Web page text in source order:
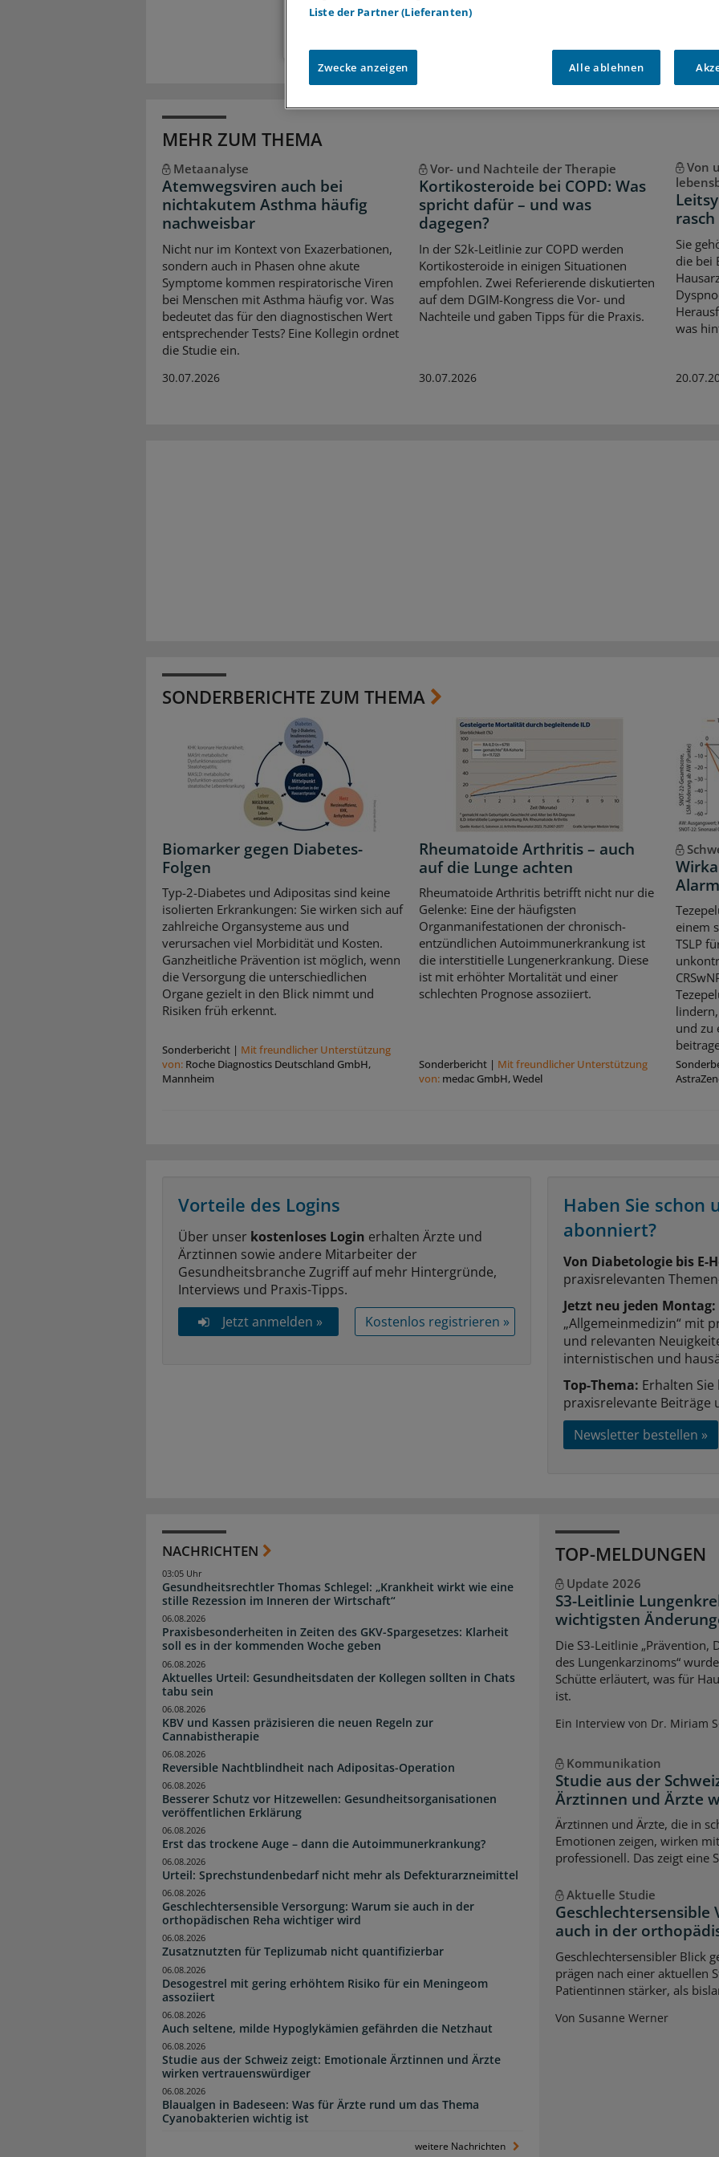
MEHR ZUM THEMA
Metaanalyse
Atemwegsviren auch bei
nichtakutem Asthma häufig
nachweisbar
Nicht nur im Kontext von Exazerbationen,
sondern auch in Phasen ohne akute
Symptome kommen respiratorische Viren
bei Menschen mit Asthma häufig vor. Was
bedeutet das für den diagnostischen Wert
entsprechender Tests? Eine Kollegin ordnet
die Studie ein.
30.07.2026
Vor- und Nachteile der Therapie
Kortikosteroide bei COPD: Was
spricht dafür – und was
dagegen?
In der S2k-Leitlinie zur COPD werden
Kortikosteroide in einigen Situationen
empfohlen. Zwei Referierende diskutierten
auf dem DGIM-Kongress die Vor- und
Nachteile und gaben Tipps für die Praxis.
30.07.2026
Von
Sie
die bei
was
SONDERBERICHTE ZUM THEMA
Biomarker gegen Diabetes-
Folgen
Typ-2-Diabetes und Adipositas sind keine
isolierten Erkrankungen: Sie wirken sich auf
zahlreiche Organsysteme aus und
verursachen viel Morbidität und Kosten.
Ganzheitliche Prävention ist möglich, wenn
die Versorgung die unterschiedlichen
Organe gezielt in den Blick nimmt und
Risiken früh erkennt.
Sonderbericht | Mit freundlicher Unterstützung
von: Roche Diagnostics Deutschland GmbH,
Mannheim
Rheumatoide Arthritis – auch
auf die Lunge achten
Rheumatoide Arthritis betrifft nicht nur die
Gelenke: Eine der häufigsten
Organmanifestationen der chronisch-
entzündlichen Autoimmunerkrankung ist
die interstitielle Lungenerkrankung. Diese
ist mit erhöhter Mortalität und einer
schlechten Prognose assoziiert.
Sonderbericht| Mit freundlicher Unterstützung
von: medac GmbH, Wedel
einem
TSLP
und zu
Vorteile des Logins
Über unser kostenloses Login erhalten Ärzte und
Ärztinnen sowie andere Mitarbeiter der
Gesundheitsbranche Zugriff auf mehr Hintergründe,
Interviews und Praxis-Tipps.
Jetzt anmelden »
Kostenlos registrieren »
Haben Sie schon
abonniert?
Von Diabetologie bis E-
praxisrelevanten
Jetzt neu jeden Montag:
„Allgemeinmedizin“ mit
und relevanten
internistischen und
Top-Thema: Erhalten
praxisrelevante Beiträge
Newsletter bestellen »
NACHRICHTEN
Gesundheitsrechtler Thomas Schlegel: „Krankheit wirkt wie eine
stille Rezession im Inneren der Wirtschaft“
03:05 Uhr
Praxisbesonderheiten in Zeiten des GKV-Spargesetzes: Klarheit
soll es in der kommenden Woche geben
06.08.2026
Aktuelles Urteil: Gesundheitsdaten der Kollegen sollten in Chats
tabu sein
06.08.2026
KBV und Kassen präzisieren die neuen Regeln zur
Cannabistherapie
06.08.2026
Reversible Nachtblindheit nach Adipositas-Operation
06.08.2026
Besserer Schutz vor Hitzewellen: Gesundheitsorganisationen
veröffentlichen Erklärung
06.08.2026
Erst das trockene Auge – dann die Autoimmunerkrankung?
06.08.2026
Urteil: Sprechstundenbedarf nicht mehr als Defekturarzneimittel
06.08.2026
Geschlechtersensible Versorgung: Warum sie auch in der
orthopädischen Reha wichtiger wird
06.08.2026
Zusatznutzten für Teplizumab nicht quantifizierbar
06.08.2026
Desogestrel mit gering erhöhtem Risiko für ein Meningeom
assoziiert
06.08.2026
Auch seltene, milde Hypoglykämien gefährden die Netzhaut
06.08.2026
Studie aus der Schweiz zeigt: Emotionale Ärztinnen und Ärzte
wirken vertrauenswürdiger
06.08.2026
Blaualgen in Badeseen: Was für Ärzte rund um das Thema
Cyanobakterien wichtig ist
06.08.2026
weitere Nachrichten
TOP-MELDUNGEN
Update 2026
S3-Leitlinie
wichtigsten
Die S3-Leitlinie „Prävention,
des Lungenkarzinoms“
Schütte erläutert, was für
ist.
Ein Interview von Dr. Miriam
Kommunikation
Studie aus der
Ärztinnen und Ärzte
Ärztinnen und Ärzte, die in
Emotionen zeigen, wirken
professionell. Das zeigt eine
Aktuelle Studie
Geschlechtersensible
auch in der
Geschlechtersensibler Blick
prägen nach einer aktuellen
Patientinnen stärker, als
Von Susanne Werner
Liste der Partner (Lieferanten)
Zwecke anzeigen Alle ablehnen